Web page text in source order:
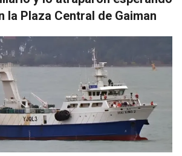
la Plaza Central de Gaiman